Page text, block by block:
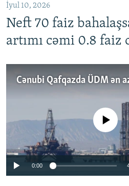
İyul 10, 2026
Neft 70 faiz
artımı cəmi 0.8 faiz
No media source
0:00